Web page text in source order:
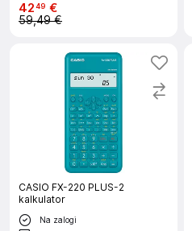
4249 €
59,49 €
CASIO FX-220 PLUS-2
kalkulator
Na zalogi